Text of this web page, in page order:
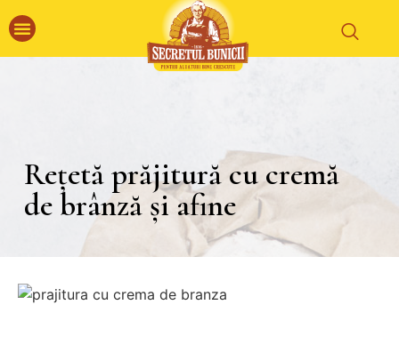
Rețetă prăjitură cu cremă
de brânză și afine